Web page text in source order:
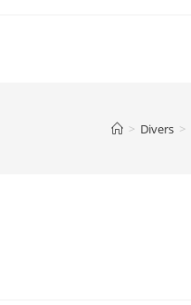
> Divers >